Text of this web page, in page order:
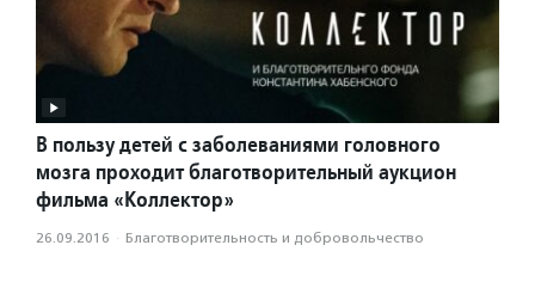
В пользу детей с заболеваниями головного
мозга проходит благотворительный аукцион
фильма «Коллектор»
26.09.2016 · Благотвори­тель­ность и доброволь­чест­во